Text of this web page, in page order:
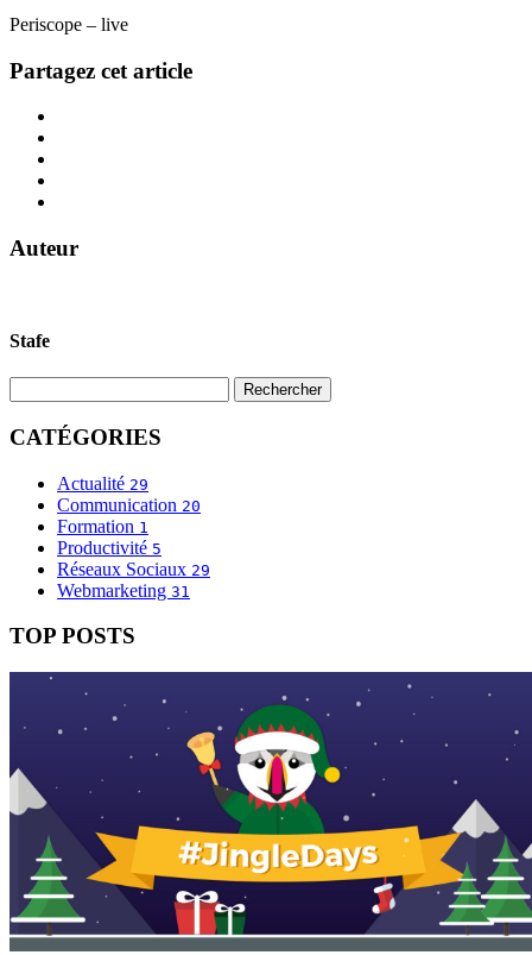
Periscope – live
Partagez cet article
Auteur
Stafe
CATÉGORIES
Actualité 29
Communication 20
Formation 1
Productivité 5
Réseaux Sociaux 29
Webmarketing 31
TOP POSTS